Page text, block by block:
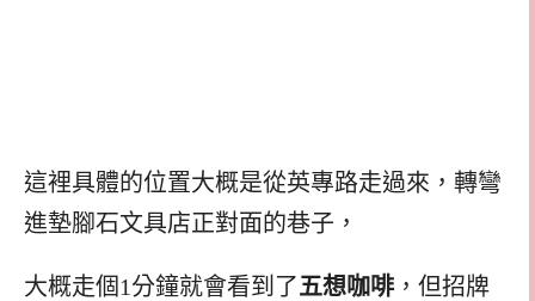
這裡具體的位置大概是從英專路走過來，轉彎
進墊腳石文具店正對面的巷子，
大概走個1分鐘就會看到了五想咖啡 ，但招牌